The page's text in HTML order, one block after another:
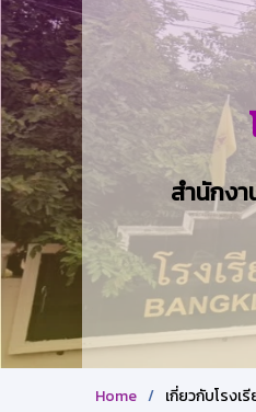
สำนักง
Home เกี่ยวกับโรงเ